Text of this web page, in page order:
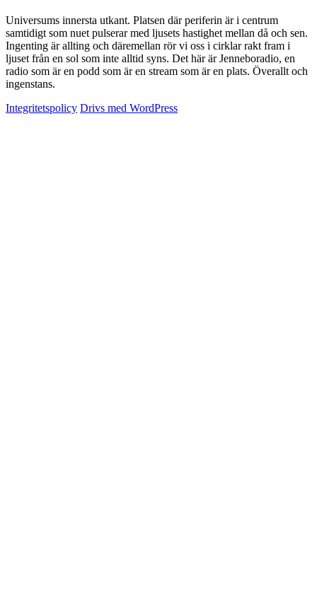
Universums innersta utkant. Platsen där periferin är i centrum
samtidigt som nuet pulserar med ljusets hastighet mellan då och sen.
Ingenting är allting och däremellan rör vi oss i cirklar rakt fram i
ljuset från en sol som inte alltid syns. Det här är Jenneboradio, en
radio som är en podd som är en stream som är en plats. Överallt och
ingenstans.
Integritetspolicy Drivs med WordPress